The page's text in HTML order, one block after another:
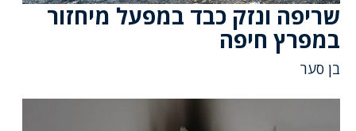
שריפה ונזק כבד במפעל מיחזור
במפרץ חיפה
בן סער